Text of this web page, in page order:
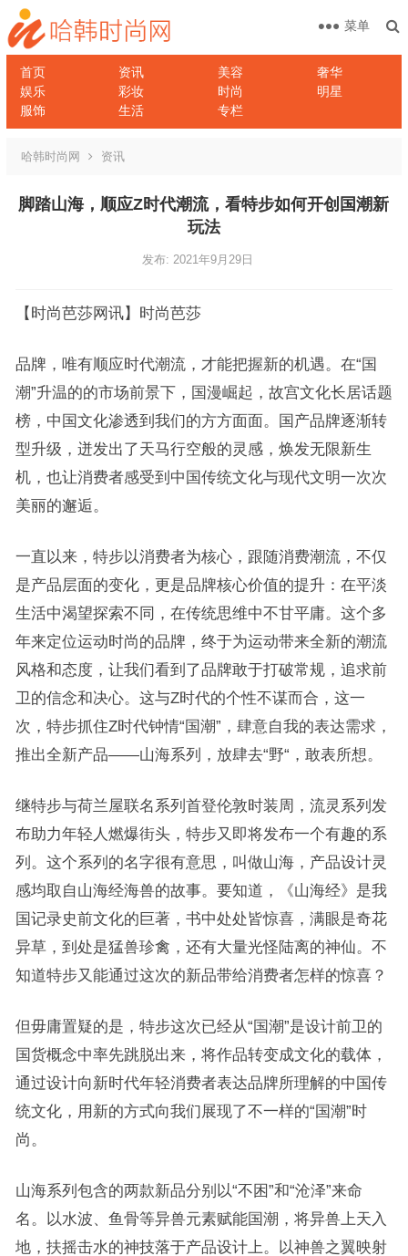
首页 资讯 美容
奢华
娱乐
彩妆 时尚
明星
服饰
生活 专栏
菜单
哈韩时尚网 资讯
脚踏山海，顺应Z时代潮流，看特步如何开创国潮新
玩法
发布: 2021年9月29日
【时尚芭莎网讯】时尚芭莎
品牌，唯有顺应时代潮流，才能把握新的机遇。在“国
潮”升温的的市场前景下，国漫崛起，故宫文化长居话题
榜，中国文化渗透到我们的方方面面。国产品牌逐渐转
型升级，迸发出了天马行空般的灵感，焕发无限新生
机，也让消费者感受到中国传统文化与现代文明一次次
美丽的邂逅。
一直以来，特步以消费者为核心，跟随消费潮流，不仅
是产品层面的变化， 更是品牌核心价值的提升：在平淡
生活中渴望探索不同，在传统思维中不甘平庸。这个多
年来定位运动时尚的品牌，终于为运动带来全新的潮流
风格和态度，让我们看到了品牌敢于打破常规，追求前
卫的信念和决心。这与Z时代的个性不谋而合，这一
次，特步抓住Z时代钟情“国潮”，肆意自我的表达需求，
推出全新产品——山海系列，放肆去“野“，敢表所想。
继特步与荷兰屋联名系列首登伦敦时装周，流灵系列发
布助力年轻人燃爆街头，特步又即将发布一个有趣的系
列。这个系列的名字很有意思，叫做山海，产品设计灵
感均取自山海经海兽的故事。要知道，《山海经》是我
国记录史前文化的巨著，书中处处皆惊喜，满眼是奇花
异草，到处是猛兽珍禽，还有大量光怪陆离的神仙。不
知道特步又能通过这次的新品带给消费者怎样的惊喜？
但毋庸置疑的是，特步这次已经从“国潮”是设计前卫的
国货概念中率先跳脱出来，将作品转变成文化的载体，
通过设计向新时代年轻消费者表达品牌所理解的中国传
统文化，用新的方式向我们展现了不一样的“国潮”时
尚。
山海系列包含的两款新品分别以“不困”和“沧泽”来命
名。以水波、鱼骨等异兽元素赋能国潮，将异兽上天入
地，扶摇击水的神技落于产品设计上。以神兽之翼映射